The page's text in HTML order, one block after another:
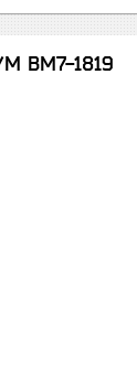
BM7-1819